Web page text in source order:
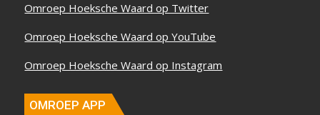
Omroep Hoeksche Waard op Twitter
Omroep Hoeksche Waard op YouTube
Omroep Hoeksche Waard op Instagram
OMROEP APP